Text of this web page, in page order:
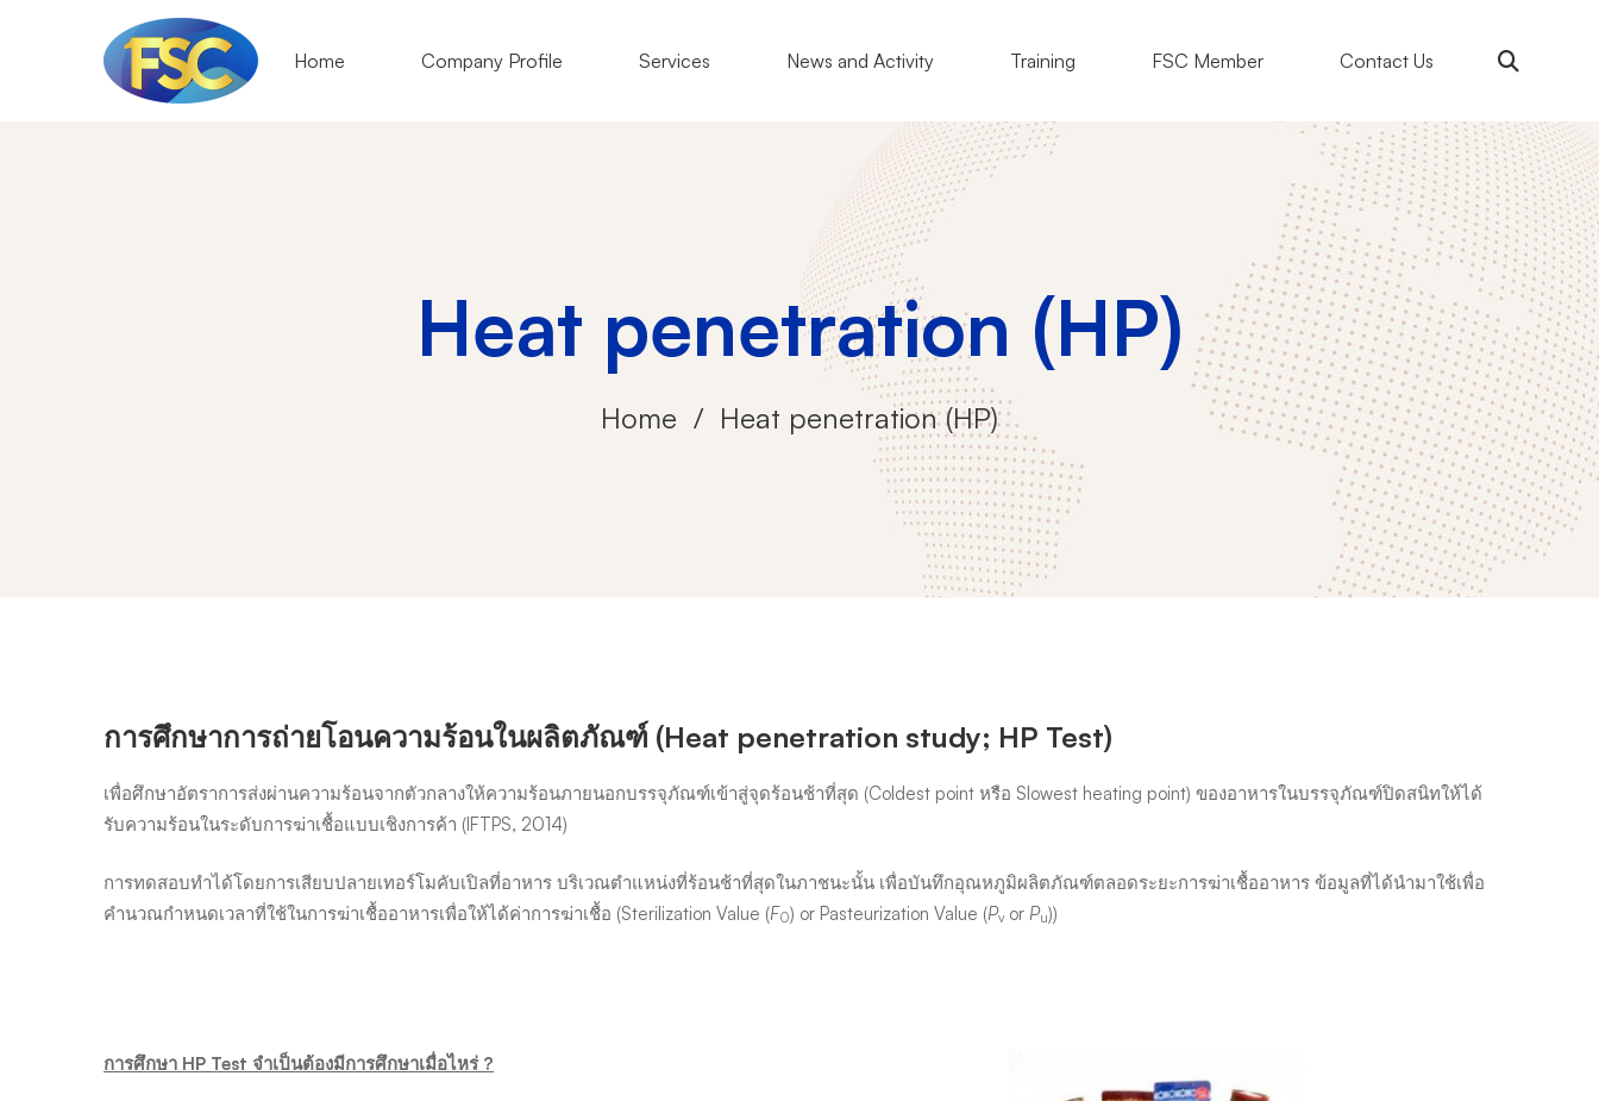
Home Company Profile Services News and Activity Training FSC Member Contact Us
Heat penetration (HP)
Home Heat penetration (HP)
Heat
penetration
(HP)
การศึกษาการถ่ายโอนความร้อนในผลิตภัณฑ์ (Heat penetration study; HP Test)
เพื่อศึกษาอัตราการส่งผ่านความร้อนจากตัวกลางให้ความร้อนภายนอกบรรจุภัณฑ์เข้าสู่จุดร้อนช้าที่สุด (Coldest point หรือ Slowest heating point) ของอาหารในบรรจุภัณฑ์ปิดสนิทให้ได้
รับความร้อนในระดับการฆ่าเชื้อแบบเชิงการค้า (IFTPS, 2014)
การทดสอบทำได้โดยการเสียบปลายเทอร์โมคับเปิลที่อาหาร บริเวณตำแหน่งที่ร้อนช้าที่สุดในภาชนะนั้น เพื่อบันทึกอุณหภูมิผลิตภัณฑ์ตลอดระยะการฆ่าเชื้ออาหาร ข้อมูลที่ได้นำมาใช้เพื่อ
คำนวณกำหนดเวลาที่ใช้ในการฆ่าเชื้ออาหารเพื่อให้ได้ค่าการฆ่าเชื้อ (Sterilization Value (F0) or Pasteurization Value (Pvor Pu))
การศึกษา HP Test จำเป็นต้องมีการศึกษาเมื่อไหร่ ?